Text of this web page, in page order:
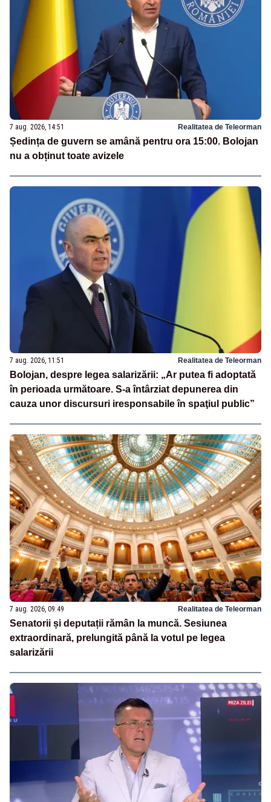
7 aug. 2026, 14:51 Realitatea de Teleorman
Ședința de guvern se amână pentru ora 15:00. Bolojan
nu a obținut toate avizele
7 aug. 2026, 11:51 Realitatea de Teleorman
Bolojan, despre legea salarizării: „Ar putea fi adoptată
în perioada următoare. S-a întârziat depunerea din
cauza unor discursuri iresponsabile în spaţiul public”
7 aug. 2026, 09:49 Realitatea de Teleorman
Senatorii și deputații rămân la muncă. Sesiunea
extraordinară, prelungită până la votul pe legea
salarizării